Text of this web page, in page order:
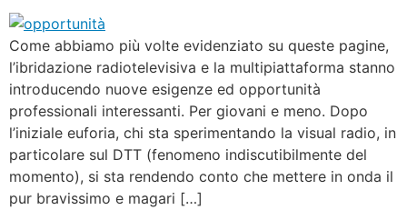
Come abbiamo più volte evidenziato su queste pagine,
l’ibridazione radiotelevisiva e la multipiattaforma stanno
introducendo nuove esigenze ed opportunità
professionali interessanti. Per giovani e meno. Dopo
l’iniziale euforia, chi sta sperimentando la visual radio, in
particolare sul DTT (fenomeno indiscutibilmente del
momento), si sta rendendo conto che mettere in onda il
pur bravissimo e magari […]